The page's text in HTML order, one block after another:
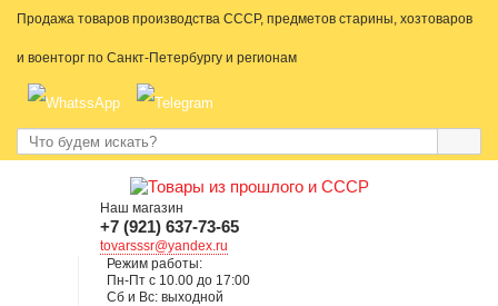
Продажа товаров производства СССР, предметов старины, хозтоваров
и военторг по Санкт-Петербургу и регионам
Наш магазин
+7 (921) 637-73-65
tovarsssr@yandex.ru
Режим работы:
Пн-Пт с 10.00 до 17:00
Сб и Вс: выходной